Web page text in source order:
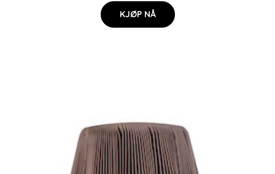
KJØP NÅ